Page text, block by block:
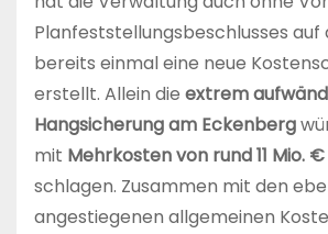
Planfeststellungsbeschlusses auf
bereits einmal eine neue
erstellt. Allein die extrem
Hangsicherung am Eckenberg
mit Mehrkosten von rund 11 Mio. €
schlagen. Zusammen mit den
angestiegenen allgemeinen